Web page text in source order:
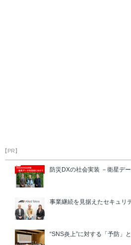
【PR】
防災DXの社会実装 －衛星デ
事業継続を見据えたセキュリ
“SNS炎上”に対する「予防」